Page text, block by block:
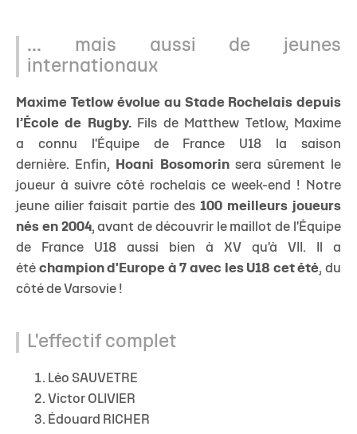
... mais aussi de jeunes
internationaux
Maxime Tetlow évolue au Stade Rochelais depuis
l’École de Rugby.
Fils de Matthew Tetlow, Maxime
a connu l'Équipe de France U18 la saison
dernière. Enfin,
Hoani Bosomorinsera sûrement le
joueur à suivre côté rochelais ce week-end ! Notre
jeune ailier faisait partie des 100 meilleurs joueurs
nés en 2004, avant de découvrir le maillot de l'Équipe
de France U18 aussi bien à XV qu'à VII. Il a
été c hampion d'Europe à 7 avec les U18 cet été, du
côté de Varsovie !
L'effectif complet
Léo SAUVETRE
Victor OLIVIER
Édouard RICHER